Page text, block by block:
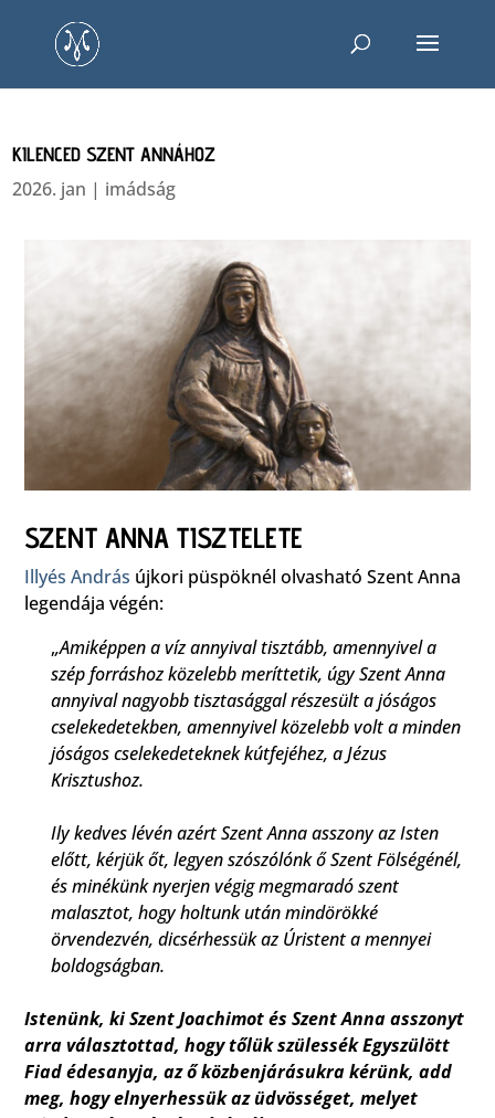
KILENCED SZENT ANNÁHOZ
2026. jan | imádság
SZENT ANNA TISZTELETE
Illyés András újkori püspöknél olvasható Szent Anna
legendája végén:
,,Amiképpen a víz annyival tisztább, amennyivel a
szép forráshoz közelebb meríttetik, úgy Szent Anna
annyival nagyobb tisztasággal részesült a jóságos
cselekedetekben, amennyivel közelebb volt a minden
jóságos cselekedeteknek kútfejéhez, a Jézus
Krisztushoz.
Ily kedves lévén azért Szent Anna asszony az Isten
előtt, kérjük őt, legyen szószólónk ő Szent Fölségénél,
és minékünk nyerjen végig megmaradó szent
malasztot, hogy holtunk után mindörökké
örvendezvén, dicsérhessük az Úristent a mennyei
boldogságban.
Istenünk, ki Szent Joachimot és Szent Anna asszonyt
arra választottad, hogy tőlük szülessék Egyszülött
Fiad édesanyja, az ő közbenjárásukra kérünk, add
meg, hogy elnyerhessük az üdvösséget, melyet